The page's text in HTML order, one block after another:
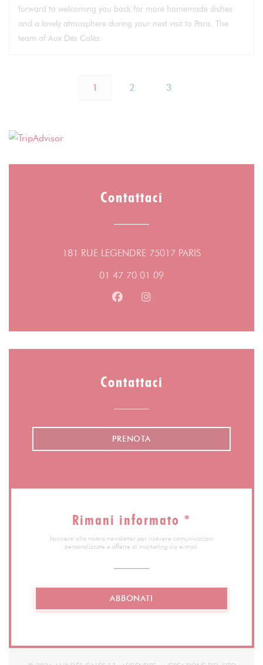
forward to welcoming you back for more homemade dishes
and a lovely atmosphere during your next visit to Paris. The
team of Aux Dés Calés.
1 2 3
Contattaci
181 RUE LEGENDRE 75017 PARIS((apre una
01 47 70 01 09
Facebook ((apre una nuova
Instagram ((apre una
Contattaci
PRENOTA
Rimani informato *
Iscriversi alla nostra newsletter per ricevere comunicazioni
personalizzate e offerte di marketing via e-mail.
ABBONATI